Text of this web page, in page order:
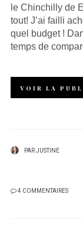
le Chinchilly de
tout! J’ai failli
quel budget !
temps de
VOIR LA
PARJUSTINE
4 COMMENTAIRES